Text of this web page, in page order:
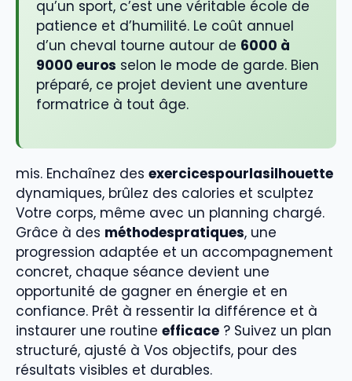
qu’un sport, c’est une véritable école de
patience et d’humilité. Le coût annuel
d’un cheval tourne autour de 6000 à
9000 euros selon le mode de garde. Bien
préparé, ce projet devient une aventure
formatrice à tout âge.
mis. Enchaînez des exercicespourlasilhouette
dynamiques, brûlez des calories et sculptez
Votre corps, même avec un planning chargé.
Grâce à des méthodespratiques, une
progression adaptée et un accompagnement
concret, chaque séance devient une
opportunité de gagner en énergie et en
confiance. Prêt à ressentir la différence et à
instaurer une routine efficace ? Suivez un plan
structuré, ajusté à Vos objectifs, pour des
résultats visibles et durables.